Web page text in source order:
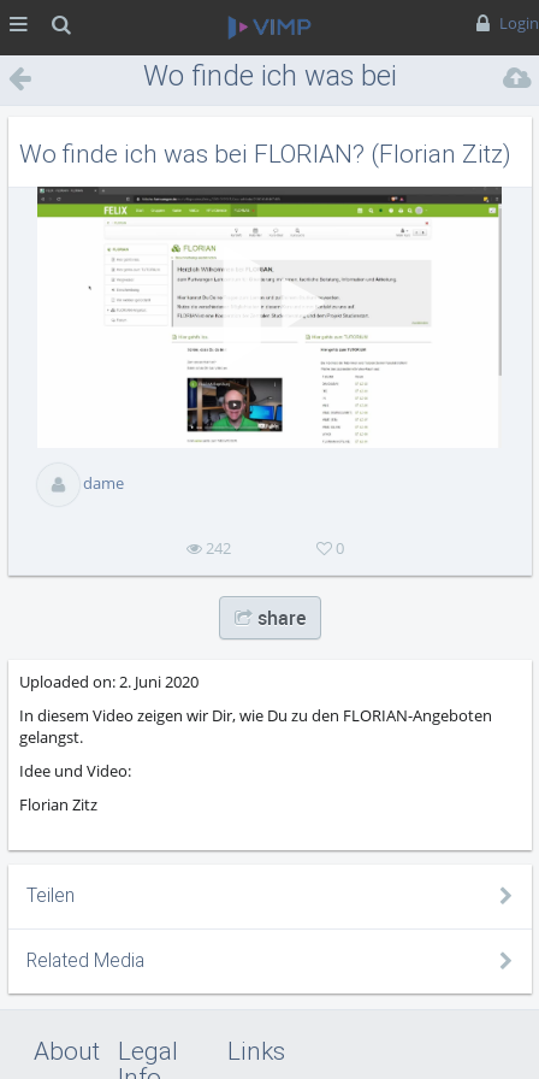
Login
Wo finde ich was bei
FLORIAN? (Florian Zitz)
Wo finde ich was bei FLORIAN? (Florian Zitz)
dame
242 0
share
Uploaded on:2. Juni 2020
In diesem Video zeigen wir Dir, wie Du zu den FLORIAN-Angeboten
gelangst.
Idee und Video:
Florian Zitz
Teilen
Related Media
About
Legal
Links